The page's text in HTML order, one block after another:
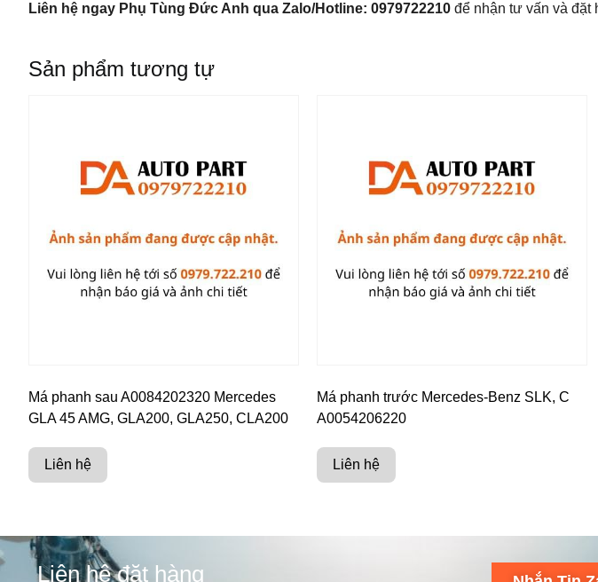
Liên hệ ngay Phụ Tùng Đức Anh qua Zalo/Hotline: 0979722210 để nhận tư vấn và đặt
Sản phẩm tương tự
Má phanh sau A0084202320 Mercedes
GLA 45 AMG, GLA200, GLA250, CLA200
Liên hệ
Má phanh trước Mercedes-Benz SLK, C
A0054206220
Liên hệ
Liên hệ đặt hàng